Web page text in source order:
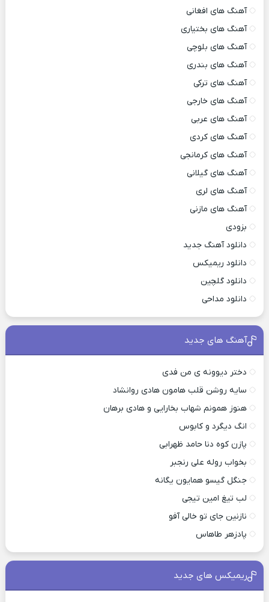
آهنگ های افغانی
آهنگ های بختیاری
آهنگ های بلوچی
آهنگ های بندری
آهنگ های ترکی
آهنگ های خارجی
آهنگ های عربی
آهنگ های کردی
آهنگ های کرمانجی
آهنگ های گیلانی
آهنگ های لری
آهنگ های مازنی
بزودی
دانلود آهنگ جدید
دانلود ریمیکس
دانلود گلچین
دانلود مداحی
آهنگ های جدید
دختر دیوونه ی من فدی
سایه روشن قلب هامون هادی روانشاد
هنوز همونم شهاب بخارایی و هادی برهان
انگ دیگرد و کابوس
پازن کوه دنا حامد ظهرابی
بخواب روله علی رنجبر
جنگل گیسو همایون یگانه
لب تیغ امین تیجی
نازنین جای تو خالی آفو
پادزهر طاهاس
ریمیکس های جدید